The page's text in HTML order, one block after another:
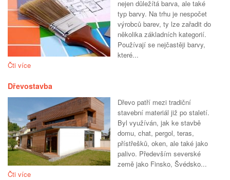
nejen důležítá barva, ale také
typ barvy. Na trhu je nespočet
výrobců barev, ty lze zařadit do
několika základních kategorií.
Používají se nejčastěji barvy,
které...
Čti více
Dřevostavba
Dřevo patří mezi tradiční
stavební materiál již po staletí.
Byl využíván, jak ke stavbě
domu, chat, pergol, teras,
přístřešků, oken, ale také jako
palivo. Především severské
země jako Finsko, Švédsko...
Čti více